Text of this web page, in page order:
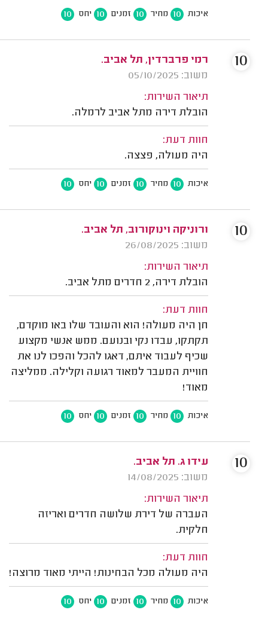
איכות 10 מחיר 10 זמנים 10 יחס 10
רמי פרברדין, תל אביב.
משוב: 05/10/2025
תיאור השירות:
הובלת דירה מתל אביב לרמלה.
חוות דעת:
היה מעולה, פצצה.
איכות 10 מחיר 10 זמנים 10 יחס 10
10
ורוניקה וינוקורוב, תל אביב.
משוב: 26/08/2025
תיאור השירות:
הובלת דירה, 2 חדרים מתל אביב.
חוות דעת:
חן היה מעולה! הוא והעובד שלו באו מוקדם,
תקתקו, עבדו נקי ובנועם. ממש אנשי מקצוע
שכיף לעבוד איתם, דאגו להכל והפכו לנו את
חוויית המעבר למאוד רגועה וקלילה. ממליצה
מאוד!
איכות 10 מחיר 10 זמנים 10 יחס 10
10
עידו ג. תל אביב.
משוב: 14/08/2025
תיאור השירות:
העברה של דירת שלושה חדרים ואריזה
חלקית.
חוות דעת:
היה מעולה מכל הבחינות! הייתי מאוד מרוצה!
איכות 10 מחיר 10 זמנים 10 יחס 10
10